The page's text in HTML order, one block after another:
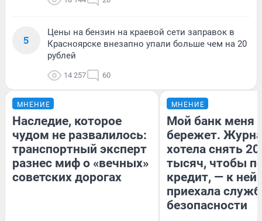
5
Цены на бензин на краевой сети заправок в
Красноярске внезапно упали больше чем на 20
рублей
14 257 60
МНЕНИЕ
Наследие, которое
чудом не развалилось:
транспортный эксперт
разнес миф о «вечных»
советских дорогах
МНЕНИЕ
Мой банк меня
бережет.
хотела снять
тысяч, чтобы
кредит, — к
приехала
безопасности